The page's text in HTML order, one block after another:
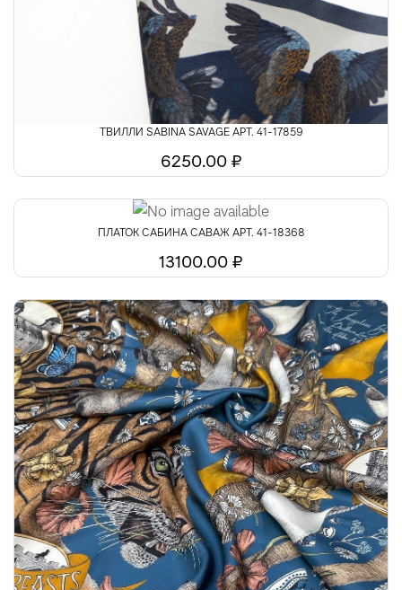
ТВИЛЛИ SABINA SAVAGE АРТ. 41-17859
6250.00 ₽
ПЛАТОК САБИНА САВАЖ АРТ. 41-18368
13100.00 ₽